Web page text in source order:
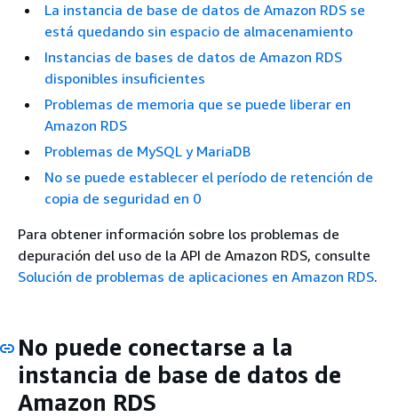
La instancia de base de datos de Amazon RDS se
está quedando sin espacio de almacenamiento
Instancias de bases de datos de Amazon RDS
disponibles insuficientes
Problemas de memoria que se puede liberar en
Amazon RDS
Problemas de MySQL y MariaDB
No se puede establecer el período de retención de
copia de seguridad en 0
Para obtener información sobre los problemas de
depuración del uso de la API de Amazon RDS, consulte
Solución de problemas de aplicaciones en Amazon RDS.
No puede conectarse a la
instancia de base de datos de
Amazon RDS